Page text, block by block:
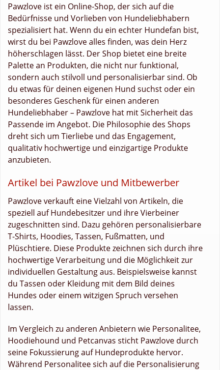
Pawzlove ist ein Online-Shop, der sich auf die
Bedürfnisse und Vorlieben von Hundeliebhabern
spezialisiert hat. Wenn du ein echter Hundefan bist,
wirst du bei Pawzlove alles finden, was dein Herz
höherschlagen lässt. Der Shop bietet eine breite
Palette an Produkten, die nicht nur funktional,
sondern auch stilvoll und personalisierbar sind. Ob
du etwas für deinen eigenen Hund suchst oder ein
besonderes Geschenk für einen anderen
Hundeliebhaber – Pawzlove hat mit Sicherheit das
Passende im Angebot. Die Philosophie des Shops
dreht sich um Tierliebe und das Engagement,
qualitativ hochwertige und einzigartige Produkte
anzubieten.
Artikel bei Pawzlove und Mitbewerber
Pawzlove verkauft eine Vielzahl von Artikeln, die
speziell auf Hundebesitzer und ihre Vierbeiner
zugeschnitten sind. Dazu gehören personalisierbare
T-Shirts, Hoodies, Tassen, Fußmatten, und
Plüschtiere. Diese Produkte zeichnen sich durch ihre
hochwertige Verarbeitung und die Möglichkeit zur
individuellen Gestaltung aus. Beispielsweise kannst
du Tassen oder Kleidung mit dem Bild deines
Hundes oder einem witzigen Spruch versehen
lassen.
Im Vergleich zu anderen Anbietern wie Personalitee,
Hoodiehound und Petcanvas sticht Pawzlove durch
seine Fokussierung auf Hundeprodukte hervor.
Während Personalitee sich auf die Personalisierung